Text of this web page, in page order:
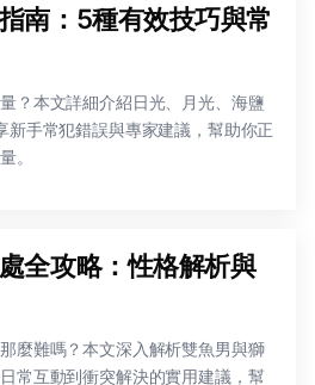
南：5種有效技巧與常
？本文詳細介紹日光、月光、海鹽
新手常犯錯誤與專家建議，幫助你正
。
全攻略：性格解析與
麼難嗎？本文深入解析雙魚男與獅
常互動到衝突解決的實用建議，幫